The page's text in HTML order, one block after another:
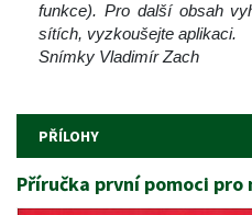
funkce). Pro další obsah
ítích, vyzkoušejte aplikaci.
Snímky Vladimír Zach
PŘÍLOHY
Příručka první pomoci pro